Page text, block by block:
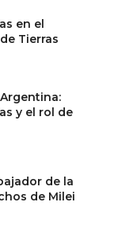
en el
Tierras
y el rol de
de la
de Milei